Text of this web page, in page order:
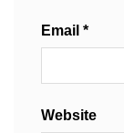
Email *
Website